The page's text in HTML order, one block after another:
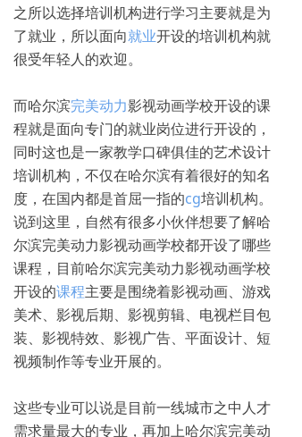
之所以选择培训机构进行学习主要就是为
了就业，所以面向就业开设的培训机构就
很受年轻人的欢迎。
而哈尔滨完美动力影视动画学校开设的课
程就是面向专门的就业岗位进行开设的，
同时这也是一家教学口碑俱佳的艺术设计
培训机构，不仅在哈尔滨有着很好的知名
度，在国内都是首屈一指的cg培训机构。
说到这里，自然有很多小伙伴想要了解哈
尔滨完美动力影视动画学校都开设了哪些
课程，目前哈尔滨完美动力影视动画学校
开设的课程主要是围绕着影视动画、游戏
美术、影视后期、影视剪辑、电视栏目包
装、影视特效、影视广告、平面设计、短
视频制作等专业开展的。
这些专业可以说是目前一线城市之中人才
需求量最大的专业，再加上哈尔滨完美动